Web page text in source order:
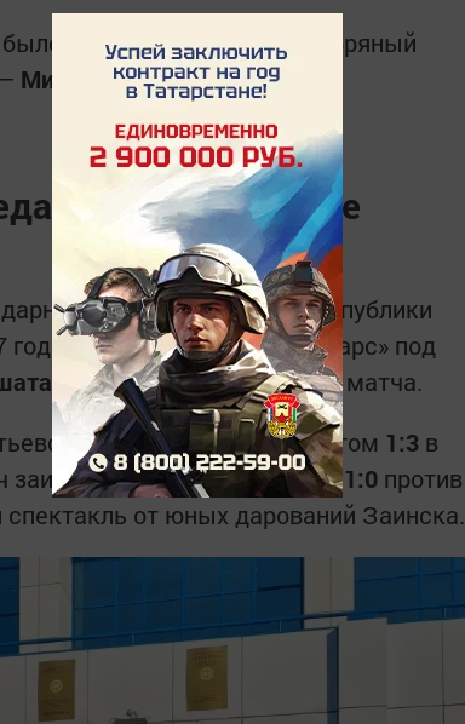
Тихонову Роману. Серебряный
Мишкин Альфред.
и волевое второе
игры Первенства Республики
рождения. Заинский «Барс» под
Рафгатовичапровел два матча.
— завершился со счетом 1:3 в
заинцы провели блестяще:11:0 против
от юных дарований Заинска.